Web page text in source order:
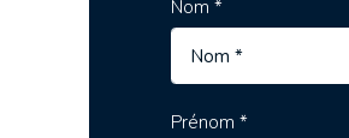
Nom *
Prénom *